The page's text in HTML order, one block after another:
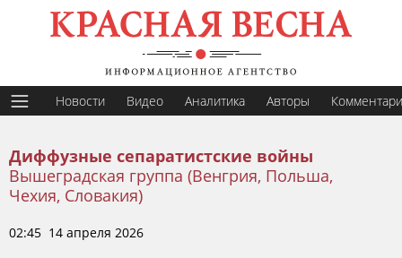
Новости Видео Аналитика Авторы
Диффузные сепаратистские войны
Вышеградская группа (Венгрия, Польша,
Чехия, Словакия)
02:45 14 апреля 2026